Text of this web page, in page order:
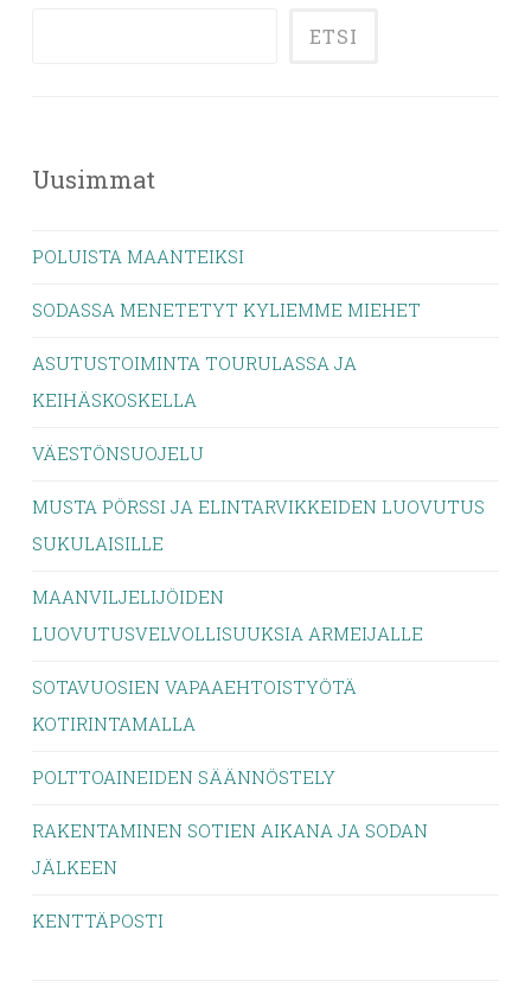
ETSI
Uusimmat
POLUISTA MAANTEIKSI
SODASSA MENETETYT KYLIEMME MIEHET
ASUTUSTOIMINTA TOURULASSA JA
KEIHÄSKOSKELLA
VÄESTÖNSUOJELU
MUSTA PÖRSSI JA ELINTARVIKKEIDEN LUOVUTUS
SUKULAISILLE
MAANVILJELIJÖIDEN
LUOVUTUSVELVOLLISUUKSIA ARMEIJALLE
SOTAVUOSIEN VAPAAEHTOISTYÖTÄ
KOTIRINTAMALLA
POLTTOAINEIDEN SÄÄNNÖSTELY
RAKENTAMINEN SOTIEN AIKANA JA SODAN
JÄLKEEN
KENTTÄPOSTI